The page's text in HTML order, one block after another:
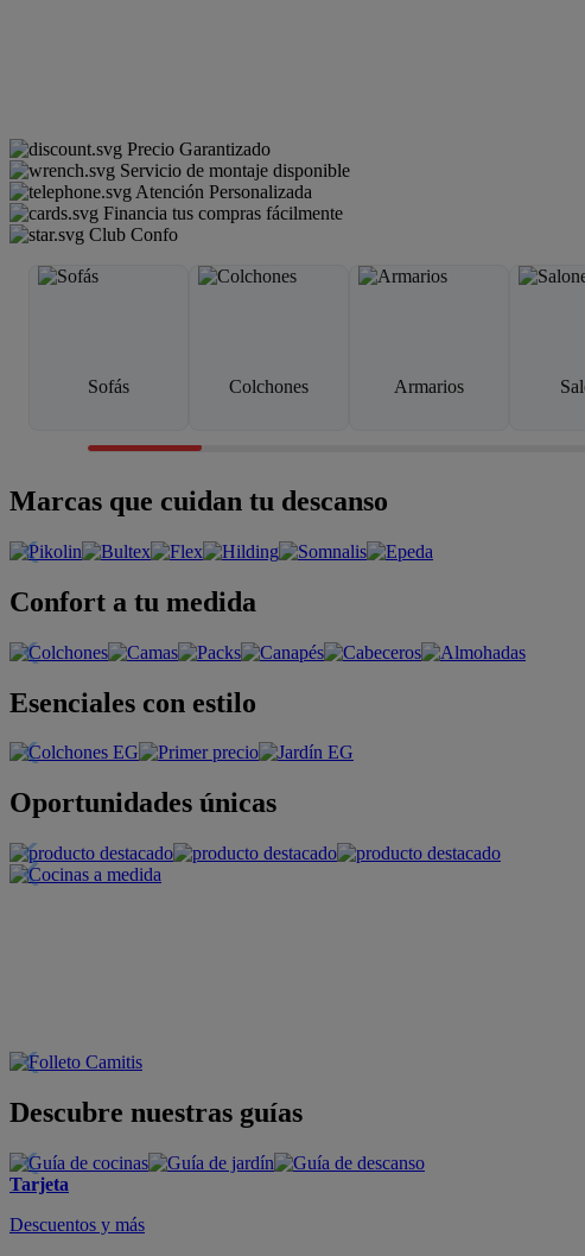
Precio Garantizado
Servicio de montaje disponible
Atención Personalizada
Financia tus compras fácilmente
Club Confo
Sofás Colchones Armarios
Marcas que cuidan tu descanso
Confort a tu medida
Esenciales con estilo
Oportunidades únicas
Descubre nuestras guías
Tarjeta
Descuentos y más